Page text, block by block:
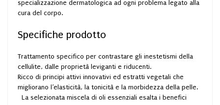
specializzazione dermatologica ad ogni problema legato alla
cura del corpo.
Specifiche prodotto
Trattamento specifico per contrastare gli inestetismi della
cellulite, dalle proprietà leviganti e riducenti.
Ricco di principi attivi innovativi ed estratti vegetali che
migliorano l’elasticità, la tonicità e la morbidezza della pelle.
La selezionata miscela di oli essenziali esalta i benefici